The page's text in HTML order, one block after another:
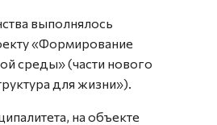
выполнялось
«Формирование
среды» (части нового
для жизни»).
на объекте